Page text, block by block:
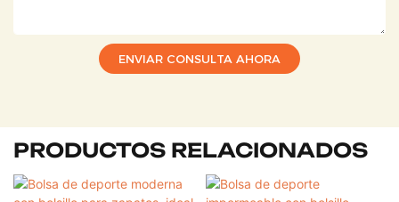
ENVIAR CONSULTA AHORA
PRODUCTOS RELACIONADOS